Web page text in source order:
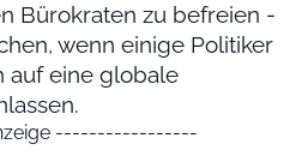
Bürokraten zu befreien -
wenn einige Politiker
auf eine globale
-----------------